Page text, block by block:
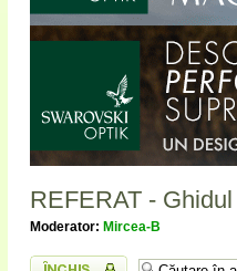
REFERAT -
Moderator: Mircea-B
Subiect închis